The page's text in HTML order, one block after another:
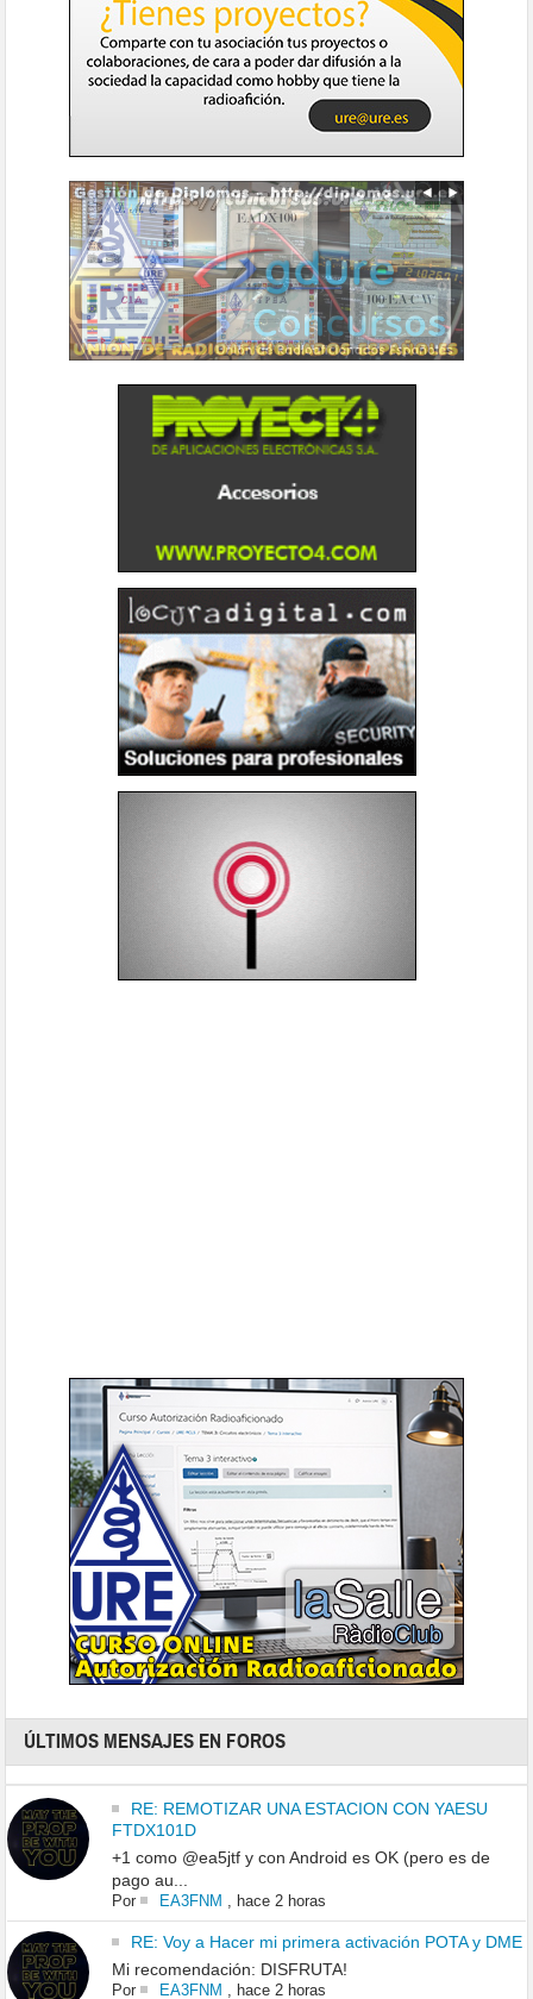
ÚLTIMOS MENSAJES EN FOROS
RE: REMOTIZAR UNA ESTACION CON YAESU
FTDX101D
+1 como @ea5jtf y con Android es OK (pero es de
pago au...
Por EA3FNM hace 2 horas
RE: Voy a Hacer mi primera activación POTA y DME
Mi recomendación: DISFRUTA!
Por EA3FNM hace 2 horas